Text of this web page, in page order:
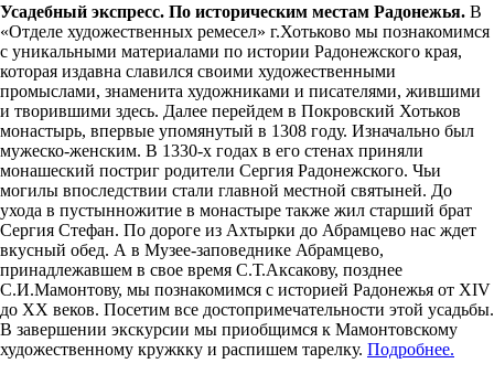
Усадебный экспресс. По историческим местам Радонежья. В
«Отделе художественных ремесел» г.Хотьково мы познакомимся
с уникальными материалами по истории Радонежского края,
которая издавна славился своими художественными
промыслами, знаменита художниками и писателями, жившими
и творившими здесь. Далее перейдем в Покровский Хотьков
монастырь, впервые упомянутый в 1308 году. Изначально был
мужеско-женским. В 1330-х годах в его стенах приняли
монашеский постриг родители Сергия Радонежского. Чьи
могилы впоследствии стали главной местной святыней. До
ухода в пустынножитие в монастыре также жил старший брат
Сергия Стефан. По дороге из Ахтырки до Абрамцево нас ждет
вкусный обед. А в Музее-заповеднике Абрамцево,
принадлежавшем в свое время С.Т.Аксакову, позднее
С.И.Мамонтову, мы познакомимся с историей Радонежья от XIV
до XX веков. Посетим все достопримечательности этой усадьбы.
В завершении экскурсии мы приобщимся к Мамонтовскому
художественному кружкку и распишем тарелку. Подробнее.